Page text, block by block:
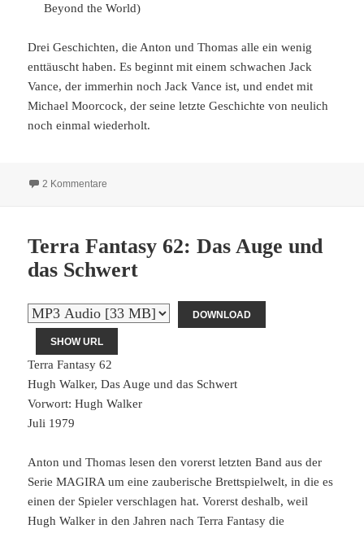
Beyond the World)
Drei Geschichten, die Anton und Thomas alle ein wenig
enttäuscht haben. Es beginnt mit einem schwachen Jack
Vance, der immerhin noch Jack Vance ist, und endet mit
Michael Moorcock, der seine letzte Geschichte von neulich
noch einmal wiederholt.
2 Kommentare
Terra Fantasy 62: Das Auge und
das Schwert
DOWNLOAD
SHOW URL
Terra Fantasy 62
Hugh Walker, Das Auge und das Schwert
Vorwort: Hugh Walker
Juli 1979
Anton und Thomas lesen den vorerst letzten Band aus der
Serie MAGIRA um eine zauberische Brettspielwelt, in die es
einen der Spieler verschlagen hat. Vorerst deshalb, weil
Hugh Walker in den Jahren nach Terra Fantasy die